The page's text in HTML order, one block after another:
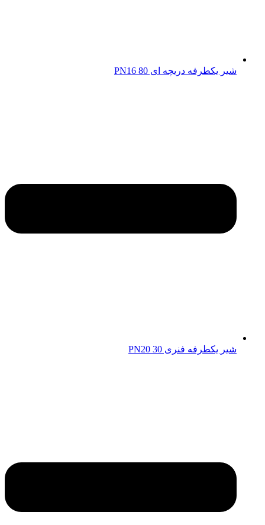
شیر یکطرفه دریچه ای 80 PN16
شیر یکطرفه فنری 30 PN20